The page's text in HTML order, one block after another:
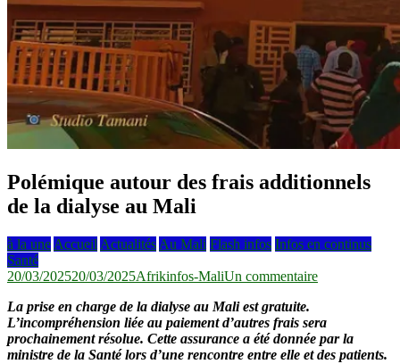
Polémique autour des frais additionnels
de la dialyse au Mali
à la une Accueil Actualités Au Mali Flash infos Infos en continus
Santé
20/03/202520/03/2025Afrikinfos-MaliUn commentairesur
des
frais
additionnels
La prise en charge de la dialyse au Mali est gratuite.
L’incompréhension liée au paiement d’autres frais sera
prochainement résolue. Cette assurance a été donnée par la
ministre de la Santé lors d’une rencontre entre elle et des patients.